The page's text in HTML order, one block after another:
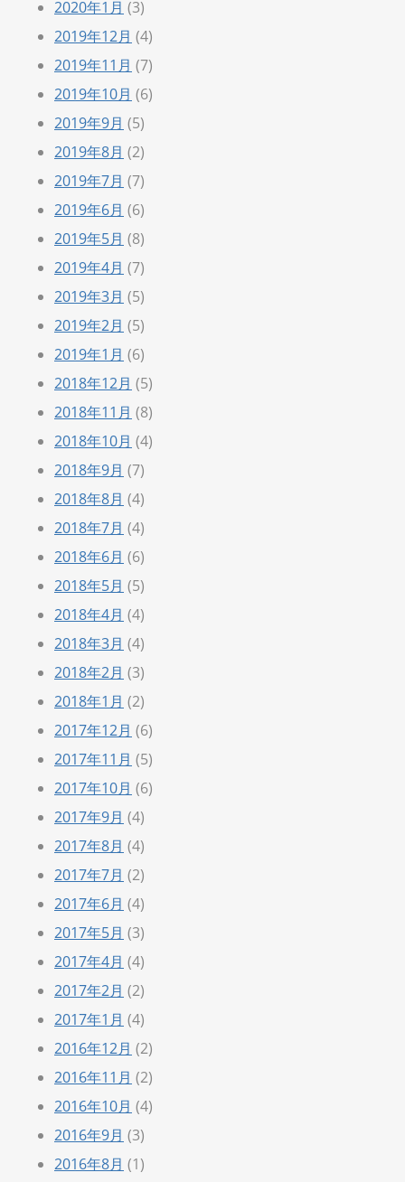
2020年1月 (3)
2019年12月 (4)
2019年11月 (7)
2019年10月 (6)
2019年9月 (5)
2019年8月 (2)
2019年7月 (7)
2019年6月 (6)
2019年5月 (8)
2019年4月 (7)
2019年3月 (5)
2019年2月 (5)
2019年1月 (6)
2018年12月 (5)
2018年11月 (8)
2018年10月 (4)
2018年9月 (7)
2018年8月 (4)
2018年7月 (4)
2018年6月 (6)
2018年5月 (5)
2018年4月 (4)
2018年3月 (4)
2018年2月 (3)
2018年1月 (2)
2017年12月 (6)
2017年11月 (5)
2017年10月 (6)
2017年9月 (4)
2017年8月 (4)
2017年7月 (2)
2017年6月 (4)
2017年5月 (3)
2017年4月 (4)
2017年2月 (2)
2017年1月 (4)
2016年12月 (2)
2016年11月 (2)
2016年10月 (4)
2016年9月 (3)
2016年8月 (1)